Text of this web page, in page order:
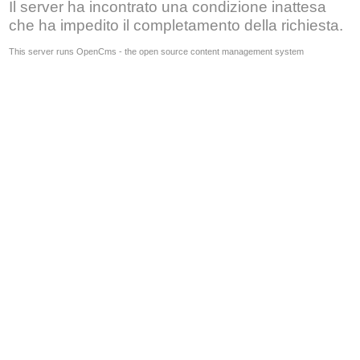
Il server ha incontrato una condizione inattesa
che ha impedito il completamento della richiesta.
This server runs OpenCms - the open source content management system